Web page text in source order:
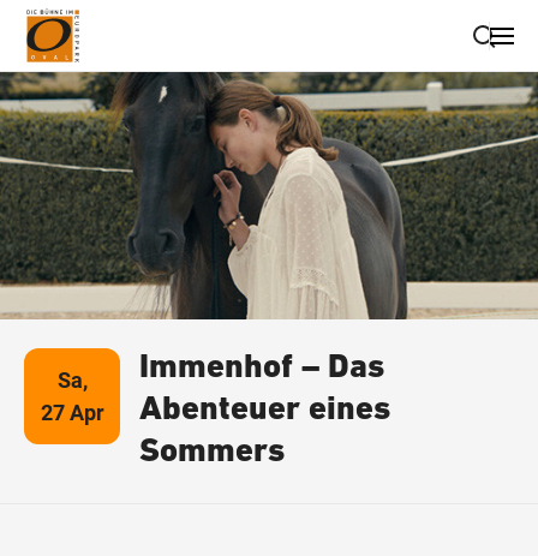
Suche schließen
Wegbeschreibung erhalten
Sa,
27 Apr
Immenhof – Das
Abenteuer eines
Sommers